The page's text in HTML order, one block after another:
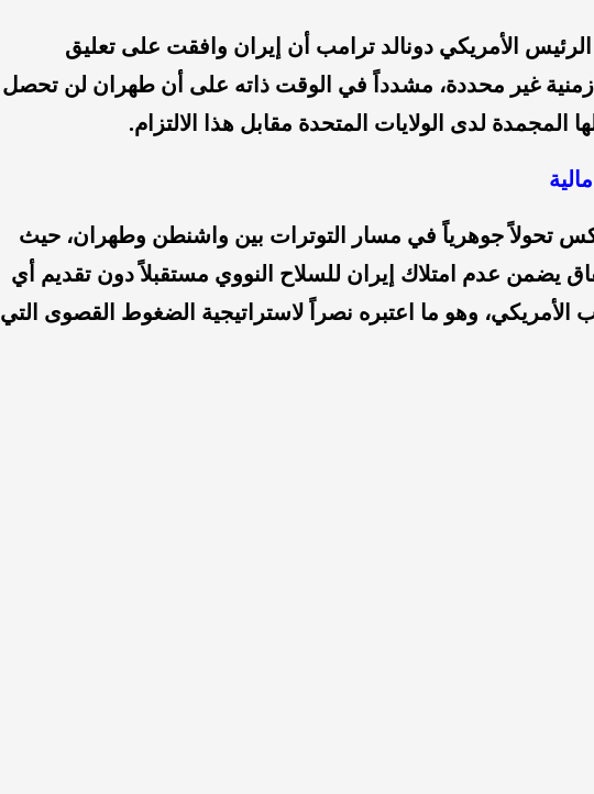
الأمريكي دونالد ترامب أن إيران وافقت على تعليق
زمنية غير محددة، مشدداً في الوقت ذاته على أن طهران لن تحصل
المجمدة لدى الولايات المتحدة مقابل هذا الالتزام.
تحولاً جوهرياً في مسار التوترات بين واشنطن وطهران، حيث
يضمن عدم امتلاك إيران للسلاح النووي مستقبلاً دون تقديم أي
الأمريكي، وهو ما اعتبره نصراً لاستراتيجية الضغوط القصوى التي